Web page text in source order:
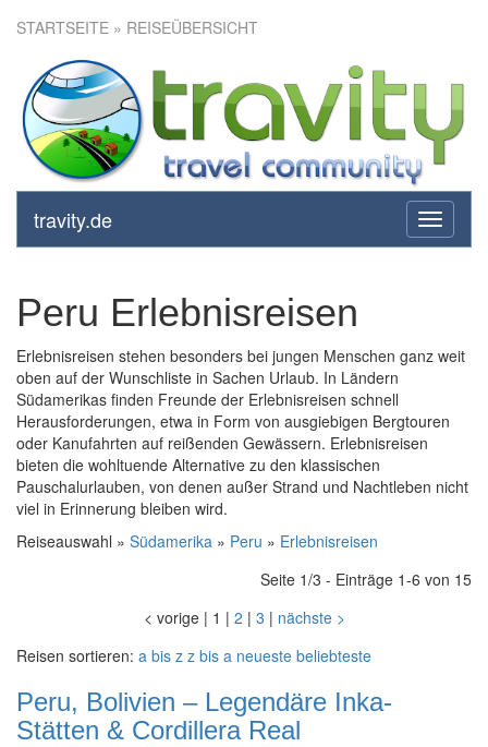
STARTSEITE » REISEÜBERSICHT
toggle
travity.de
Peru Erlebnisreisen
Erlebnisreisen stehen besonders bei jungen Menschen ganz weit
oben auf der Wunschliste in Sachen Urlaub. In Ländern
Südamerikas finden Freunde der Erlebnisreisen schnell
Herausforderungen, etwa in Form von ausgiebigen Bergtouren
oder Kanufahrten auf reißenden Gewässern. Erlebnisreisen
bieten die wohltuende Alternative zu den klassischen
Pauschalurlauben, von denen außer Strand und Nachtleben nicht
viel in Erinnerung bleiben wird.
Reiseauswahl » Südamerika » Peru » Erlebnisreisen
Seite 1/3 - Einträge 1-6 von 15
< vorige | 1 | 2 | 3 | nächste >
Reisen sortieren: a bis z z bis a neueste beliebteste
Peru, Bolivien – Legendäre Inka-
Stätten & Cordillera Real